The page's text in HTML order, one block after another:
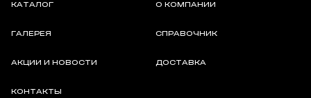
КАТАЛОГ О КОМПАНИИ
ГАЛЕРЕЯ СПРАВОЧНИК
АКЦИИ И НОВОСТИ ДОСТАВКА
КОНТАКТЫ